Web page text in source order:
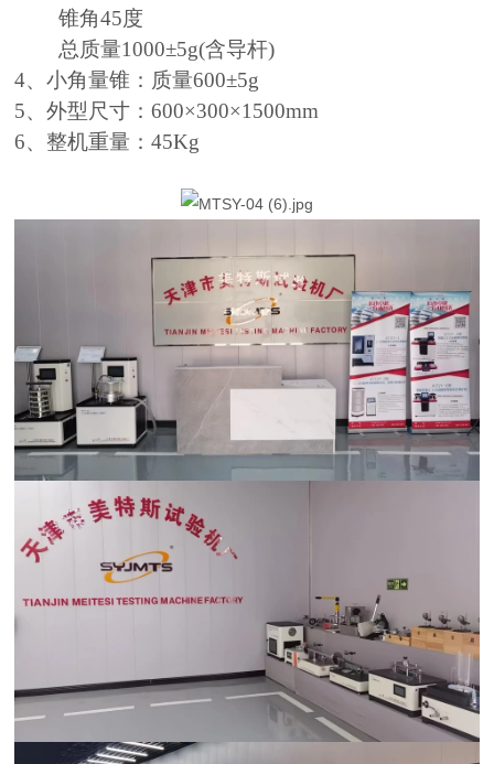
锥角45度
总质量1000±5g(含导杆)
4、小角量锥：质量600±5g
5、外型尺寸：600×300×1500mm
6、整机重量：45Kg